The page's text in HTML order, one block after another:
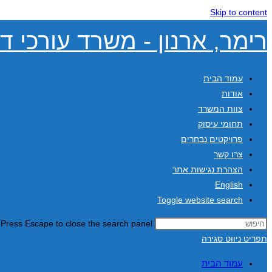
Skip to content
רימר, ארנון - משרד עורכי
עמוד הבית
אודות
צוות המשרד
תחומי עיסוק
פרויקטים נבחרים
צרו קשר
הצהרת נגישות אתר
English
Toggle website search
Press Escape to close the search panel.
תפריט ניווט סגירה
עמוד הבית